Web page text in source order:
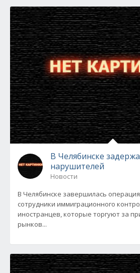
В Челябинске
нарушителей
Новости
В Челябинске завершилась
сотрудники иммиграционного
иностранцев, которые торгуют за
рынков...